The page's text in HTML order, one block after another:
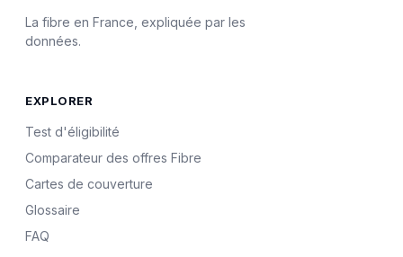
La fibre en France, expliquée par les
données.
EXPLORER
Test d'éligibilité
Comparateur des offres Fibre
Cartes de couverture
Glossaire
FAQ